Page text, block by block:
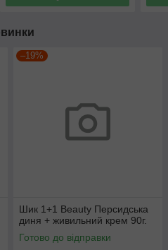
–19%
Шик 1+1 Beauty Персидська
диня + живильний крем 90г.
Готово до відправки